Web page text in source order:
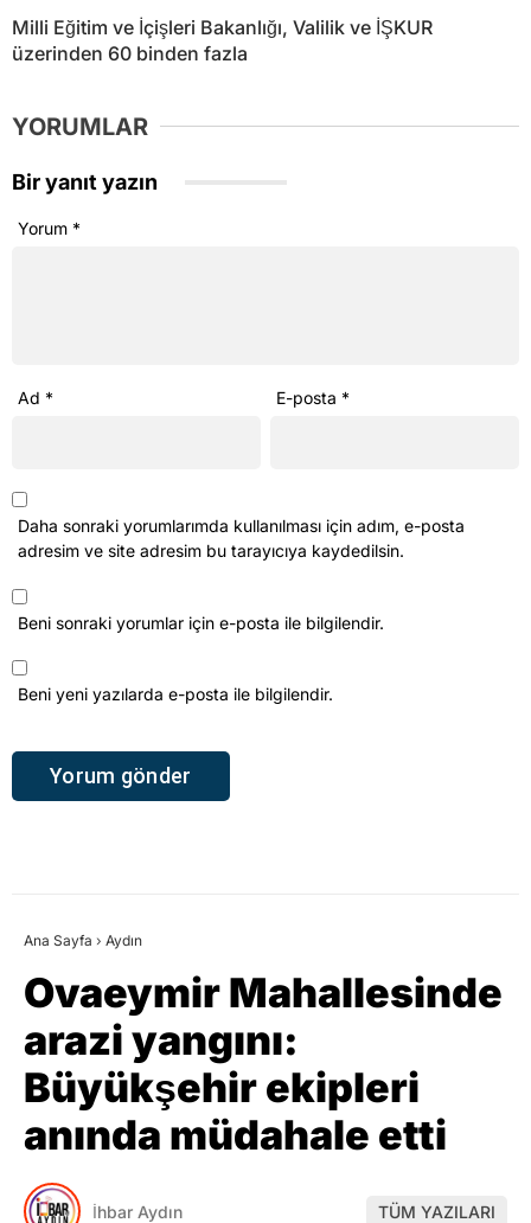
Milli Eğitim ve İçişleri Bakanlığı, Valilik ve İŞKUR
üzerinden 60 binden fazla
YORUMLAR
Bir yanıt yazın
Yorum *
Ad * E-posta *
Daha sonraki yorumlarımda kullanılması için adım, e-posta
adresim ve site adresim bu tarayıcıya kaydedilsin.
Beni sonraki yorumlar için e-posta ile bilgilendir.
Beni yeni yazılarda e-posta ile bilgilendir.
Ana Sayfa › Aydın
Ovaeymir Mahallesinde
arazi yangını:
Büyükşehir ekipleri
anında müdahale etti
İhbar Aydın TÜM YAZILARI